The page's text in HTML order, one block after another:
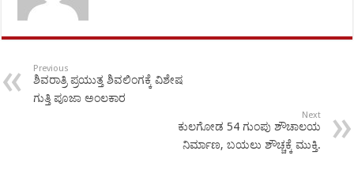
Previous
ಶಿವರಾತ್ರಿ ಪ್ರಯುತ್ತ ಶಿವಲಿಂಗಕ್ಕೆ ವಿಶೇಷ
ಗುತ್ತಿ ಪೂಜಾ ಅಂಲಕಾರ
Next
ಕುಲಗೋಡ 54 ಗುಂಪು ಶೌಚಾಲಯ
ನಿರ್ಮಾಣ, ಬಯಲು ಶೌಚ್ಚಕ್ಕೆ ಮುಕ್ತಿ.